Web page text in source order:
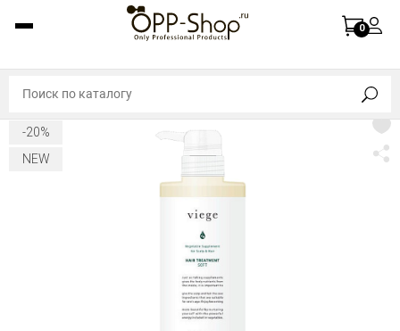
0
-20%
NEW